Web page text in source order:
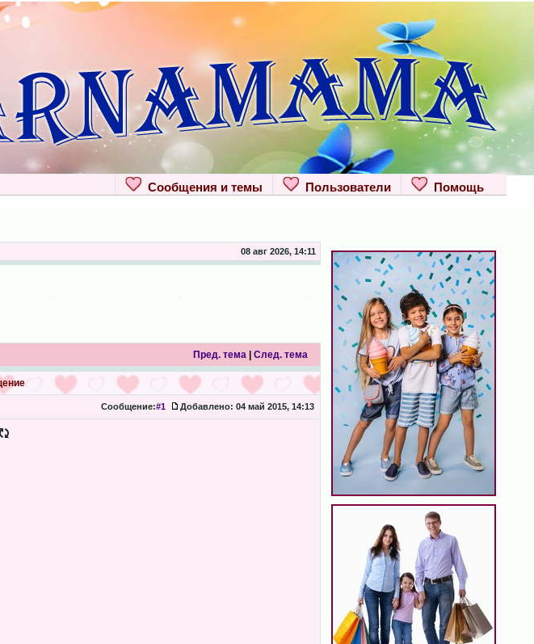
Помощь
Пользователи
Сообщения и темы
08 авг 2026, 14:11
Пред. тема| След. тема
Сообщение:#1 Добавлено: 04 май 2015, 14:13